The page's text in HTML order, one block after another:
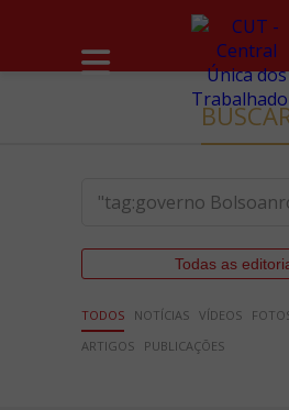
Todas as
TODOS NOTÍCIAS VÍDEOS
ARTIGOS
PUBLICAÇÕES